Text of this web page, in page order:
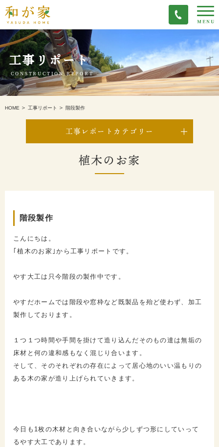
工事リポート
CONSTRUCTION REPORT
HOME 工事リポート 階段製作
工事レポートカテゴリー
植木のお家
階段製作
こんにちは。
｢植木のお家｣から工事リポートです。
やす大工は只今階段の製作中です。
やすだホームでは階段や窓枠など既製品を殆ど使わず、加工
製作しております。
１つ１つ時間や手間を掛けて造り込んだそのもの達は無垢の
床材と何の違和感もなく混じり合います。
そして、そのそれぞれの存在によって居心地のいい温もりの
ある木の家が造り上げられていきます。
今日も1枚の木材と向き合いながら少しずつ形にしていって
るやす大工であります。